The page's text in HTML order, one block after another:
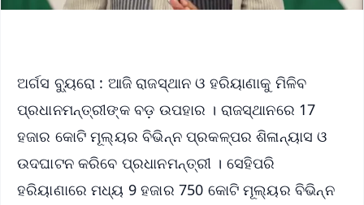
ଅର୍ଗସ ବ୍ୟୁରୋ : ଆଜି ରାଜସ୍ଥାନ ଓ ହରିୟାଣାକୁ ମିଳିବ
ପ୍ରଧାନମନ୍ତ୍ରୀଙ୍କ ବଡ଼ ଉପହାର । ରାଜସ୍ଥାନରେ 17
ହଜାର କୋଟି ମୂଲ୍ୟର ବିଭିନ୍ନ ପ୍ରକଳ୍ପର ଶିଳାନ୍ୟାସ ଓ
ଉଦଘାଟନ କରିବେ ପ୍ରଧାନମନ୍ତ୍ରୀ । ସେହିପରି
ହରିୟାଣାରେ ମଧ୍ୟ 9 ହଜାର 750 କୋଟି ମୂଲ୍ୟର ବିଭିନ୍ନ